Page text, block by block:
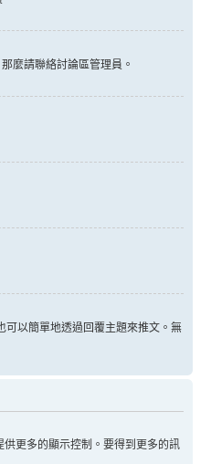
麼請聯絡討論區管理員。
可以簡單地透過回覆主題來推文。無
更多的顯示控制。要得到更多的訊